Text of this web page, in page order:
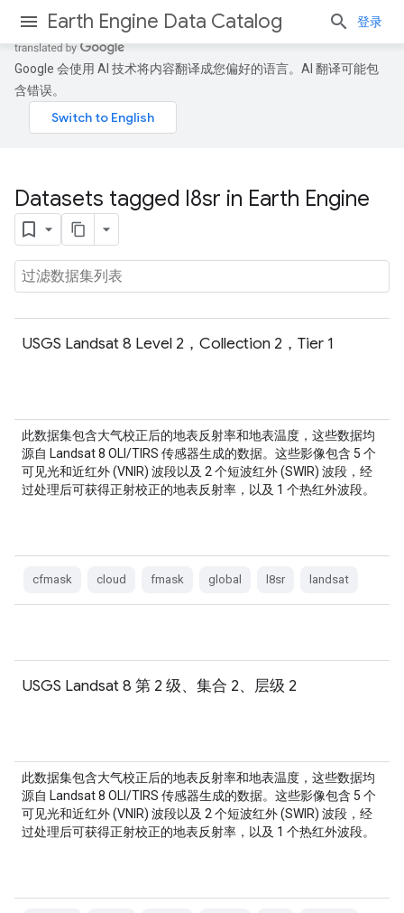
Earth Engine Data Catalog 登录
Google 会使用 AI 技术将内容翻译成您偏好的语言。AI 翻译可能包
含错误。
Datasets tagged l8sr in Earth Engine
USGS Landsat 8 Level 2，Collection 2，Tier 1
此数据集包含大气校正后的地表反射率和地表温度，这些数据均
源自 Landsat 8 OLI/TIRS 传感器生成的数据。这些影像包含 5 个
可见光和近红外 (VNIR) 波段以及 2 个短波红外 (SWIR) 波段，经
过处理后可获得正射校正的地表反射率，以及 1 个热红外波段。
cfmask cloud fmask global l8sr landsat
USGS Landsat 8 第 2 级、集合 2、层级 2
此数据集包含大气校正后的地表反射率和地表温度，这些数据均
源自 Landsat 8 OLI/TIRS 传感器生成的数据。这些影像包含 5 个
可见光和近红外 (VNIR) 波段以及 2 个短波红外 (SWIR) 波段，经
过处理后可获得正射校正的地表反射率，以及 1 个热红外波段。